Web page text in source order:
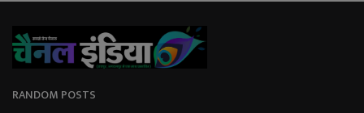
RANDOM POSTS